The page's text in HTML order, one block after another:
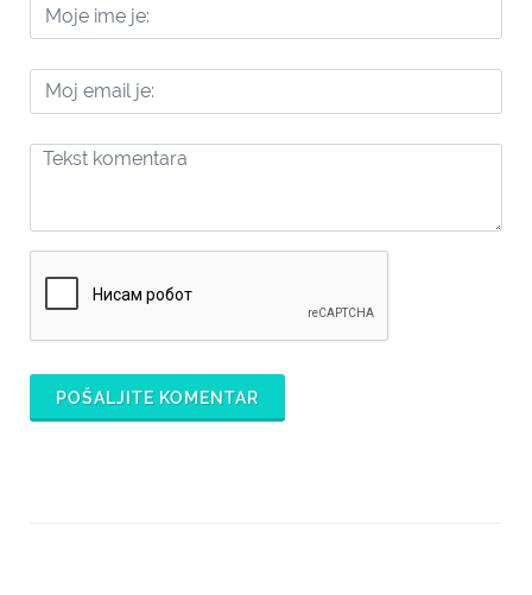
POŠALJITE KOMENTAR